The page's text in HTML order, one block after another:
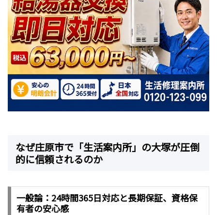
なぜ庄原市で「生活案内所」の大塚が圧倒
的に信頼されるのか
一般論：24時間365日対応と長期保証、資格保
有者の安心感